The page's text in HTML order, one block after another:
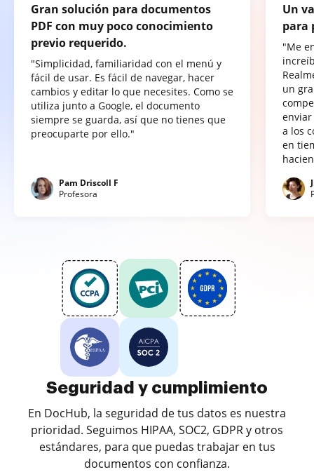
Gran solución para documentos
PDF con muy poco conocimiento
previo requerido.
"Simplicidad, familiaridad con el menú y
fácil de usar. Es fácil de navegar, hacer
cambios y editar lo que necesites. Como se
utiliza junto a Google, el documento
siempre se guarda, así que no tienes que
preocuparte por ello."
Pam Driscoll F
Profesora
Un
para
"Me
un
a los
en
Seguridad y cumplimiento
En DocHub, la seguridad de tus datos es nuestra
prioridad. Seguimos HIPAA, SOC2, GDPR y otros
estándares, para que puedas trabajar en tus
documentos con confianza.